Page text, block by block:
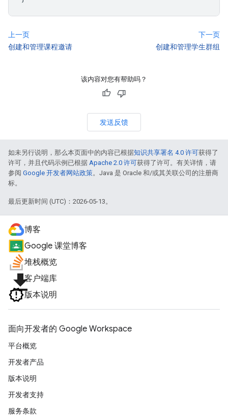
上一页
创建和管理课程邀请
下一页
创建和管理学生群组
该内容对您有帮助吗？
发送反馈
如未另行说明，那么本页面中的内容已根据知识共享署名 4.0 许可获得了
许可，并且代码示例已根据 Apache 2.0 许可获得了许可。有关详情，请
参阅 Google 开发者网站政策。Java 是 Oracle 和/或其关联公司的注册商
标。
最后更新时间 (UTC)：2026-05-13。
博客
Google 课堂博客
堆栈概览
file_download客户端库
版本说明
面向开发者的 Google Workspace
平台概览
开发者产品
版本说明
开发者支持
服务条款